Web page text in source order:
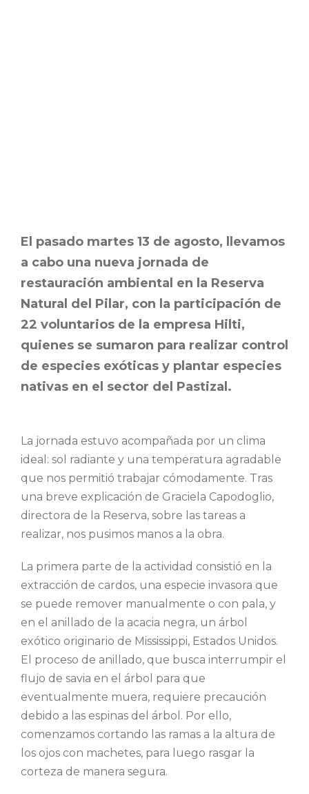
El pasado martes 13 de agosto, llevamos
a cabo una nueva jornada de
restauración ambiental en la Reserva
Natural del Pilar, con la participación de
22 voluntarios de la empresa Hilti,
quienes se sumaron para realizar control
de especies exóticas y plantar especies
nativas en el sector del Pastizal.
La jornada estuvo acompañada por un clima
ideal: sol radiante y una temperatura agradable
que nos permitió trabajar cómodamente. Tras
una breve explicación de Graciela Capodoglio,
directora de la Reserva, sobre las tareas a
realizar, nos pusimos manos a la obra.
La primera parte de la actividad consistió en la
extracción de cardos, una especie invasora que
se puede remover manualmente o con pala, y
en el anillado de la acacia negra, un árbol
exótico originario de Mississippi, Estados Unidos.
El proceso de anillado, que busca interrumpir el
flujo de savia en el árbol para que
eventualmente muera, requiere precaución
debido a las espinas del árbol. Por ello,
comenzamos cortando las ramas a la altura de
los ojos con machetes, para luego rasgar la
corteza de manera segura.